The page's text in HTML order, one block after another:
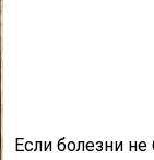
Если болезни